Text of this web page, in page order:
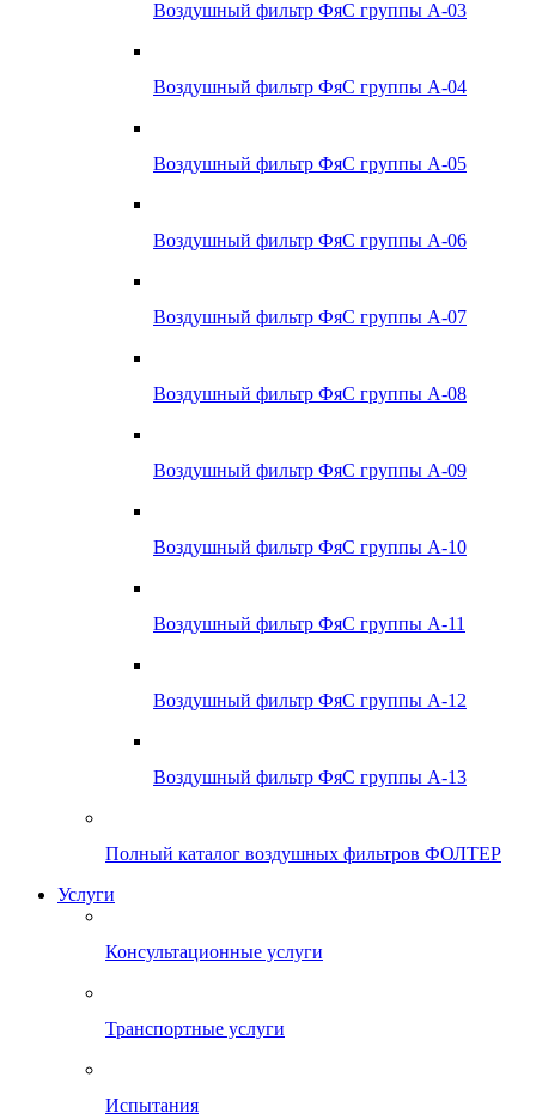
Воздушный фильтр ФяС группы А-03
Воздушный фильтр ФяС группы А-04
Воздушный фильтр ФяС группы А-05
Воздушный фильтр ФяС группы А-06
Воздушный фильтр ФяС группы А-07
Воздушный фильтр ФяС группы А-08
Воздушный фильтр ФяС группы А-09
Воздушный фильтр ФяС группы А-10
Воздушный фильтр ФяС группы А-11
Воздушный фильтр ФяС группы А-12
Воздушный фильтр ФяС группы А-13
Полный каталог воздушных фильтров ФОЛТЕР
Услуги
Консультационные услуги
Транспортные услуги
Испытания